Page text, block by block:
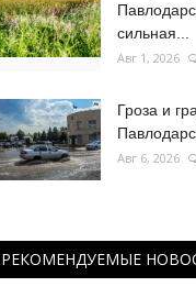
сильная...
Авг 1, 2026
Гроза и
Авг 6, 2026
РЕКОМЕНДУЕМЫЕ